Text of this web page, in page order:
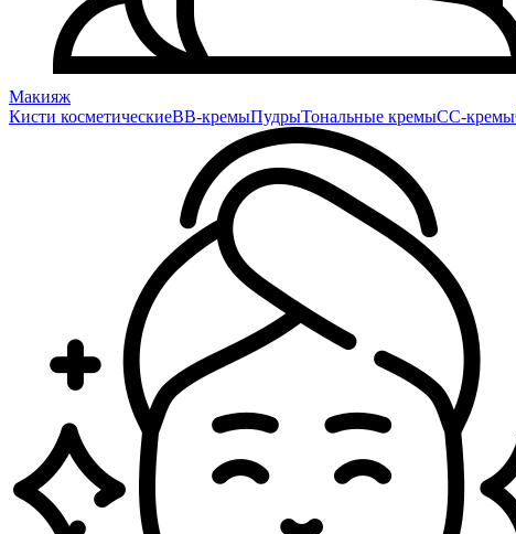
Макияж
Кисти косметическиеBB-кремыПудрыТональные кремыCC-кремы